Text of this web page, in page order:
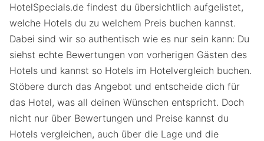
HotelSpecials.de findest du übersichtlich aufgelistet,
welche Hotels du zu welchem Preis buchen kannst.
Dabei sind wir so authentisch wie es nur sein kann: Du
siehst echte Bewertungen von vorherigen Gästen des
Hotels und kannst so Hotels im Hotelvergleich buchen.
Stöbere durch das Angebot und entscheide dich für
das Hotel, was all deinen Wünschen entspricht. Doch
nicht nur über Bewertungen und Preise kannst du
Hotels vergleichen, auch über die Lage und die